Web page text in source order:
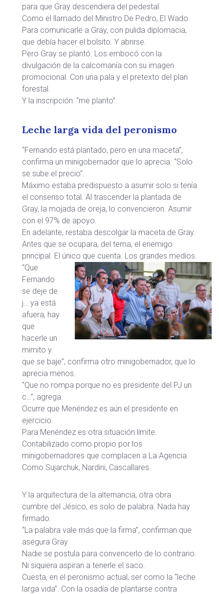
para que Gray descendiera del pedestal.
Como el llamado del Ministro De Pedro, El Wado.
Para comunicarle a Gray, con pulida diplomacia,
que debía hacer el bolsito. Y abrirse.
Pero Gray se plantó. Los embocó con la
divulgación de la calcomanía con su imagen
promocional. Con una pala y el pretexto del plan
forestal.
Y la inscripción: “me planto”.
Leche larga vida del peronismo
“Fernando está plantado, pero en una maceta”,
confirma un minigobernador que lo aprecia. “Solo
se sube el precio”.
Máximo estaba predispuesto a asumir solo si tenía
el consenso total. Al trascender la plantada de
Gray, la mojada de oreja, lo convencieron. Asumir
con el 97% de apoyo.
En adelante, restaba descolgar la maceta de Gray.
Antes que se ocupara, del tema, el enemigo
principal. El único que cuenta. Los grandes medios.
“Que
Fernando
se deje de
j… ya está
afuera, hay
que
hacerle un
mimito y
que se baje”, confirma otro minigobernador, que lo
aprecia menos.
“Que no rompa porque no es presidente del PJ un
c…”, agrega.
Ocurre que Menéndez es aún el presidente en
ejercicio.
Para Menéndez es otra situación límite.
Contabilizado como propio por los
minigobernadores que complacen a La Agencia.
Como Sujarchuk, Nardini, Cascallares.
Y la arquitectura de la alternancia, otra obra
cumbre del Jésico, es solo de palabra. Nada hay
firmado.
“La palabra vale más que la firma”, confirman que
asegura Gray.
Nadie se postula para convencerlo de lo contrario.
Ni siquiera aspiran a tenerle el saco.
Cuesta, en el peronismo actual, ser como la “leche
larga vida”. Con la osadía de plantarse contra